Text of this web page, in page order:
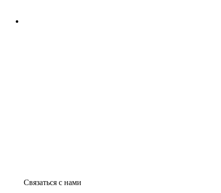
Связаться с нами